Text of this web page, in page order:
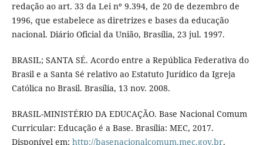
redação ao art. 33 da Lei nº 9.394, de 20 de dezembro de
1996, que estabelece as diretrizes e bases da educação
nacional. Diário Oficial da União, Brasília, 23 jul. 1997.
BRASIL; SANTA SÉ. Acordo entre a República Federativa do
Brasil e a Santa Sé relativo ao Estatuto Jurídico da Igreja
Católica no Brasil. Brasília, 13 nov. 2008.
BRASIL-MINISTÉRIO DA EDUCAÇÃO. Base Nacional Comum
Curricular: Educação é a Base. Brasília: MEC, 2017.
Disponível em: http://basenacionalcomum.mec.gov.br.